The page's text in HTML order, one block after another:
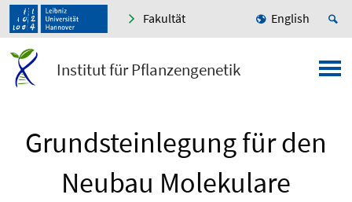
Fakultät English
Institut für Pflanzengenetik
Grundsteinlegung für den
Neubau Molekulare